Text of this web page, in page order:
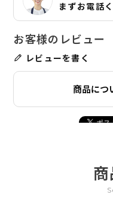
まずお電話
レビューを書く
商品につ